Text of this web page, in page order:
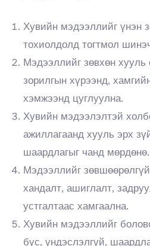
Хувийн мэдээллийг үнэн
тохиолдолд тогтмол
Мэдээллийг зөвхөн
зорилгын хүрээнд,
хэмжээнд цуглуулна.
Хувийн мэдээлэлтэй
ажиллагаанд хууль эрх
шаардлагыг чанд мөрдөнө.
Мэдээллийг
хандалт, ашиглалт,
устгалтаас хамгаална.
Хувийн мэдээллийг
бус, үндэслэлгүй,